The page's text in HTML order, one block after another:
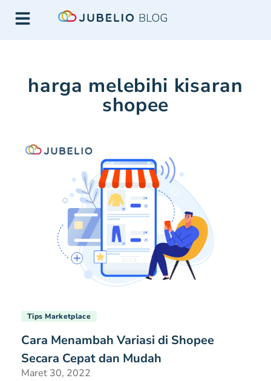
harga melebihi kisaran
shopee
Tips Marketplace
Cara Menambah Variasi di Shopee
Secara Cepat dan Mudah
Maret 30, 2022